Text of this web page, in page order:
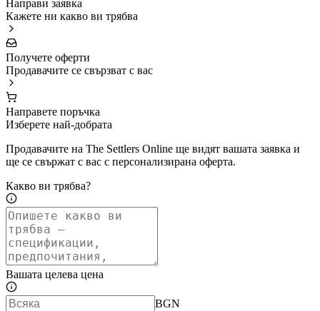
Направи заявка
Кажете ни какво ви трябва
Получете оферти
Продавачите се свързват с вас
Направете поръчка
Изберете най-добрата
Продавачите на The Settlers Online ще видят вашата заявка и
ще се свържат с вас с персонализирана оферта.
Какво ви трябва?
Вашата целева цена
BGN